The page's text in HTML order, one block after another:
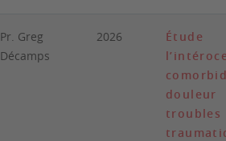
Pr. Greg
Décamps
2026